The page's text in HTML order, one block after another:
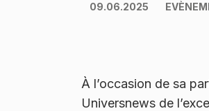
09.06.2025
À l’occasion de sa
Universnews de